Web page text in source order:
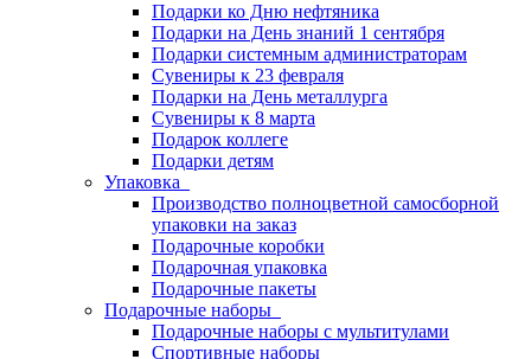
Подарки ко Дню нефтяника
Подарки на День знаний 1 сентября
Подарки системным администраторам
Сувениры к 23 февраля
Подарки на День металлурга
Сувениры к 8 марта
Подарок коллеге
Подарки детям
Упаковка
Производство полноцветной самосборной
упаковки на заказ
Подарочные коробки
Подарочная упаковка
Подарочные пакеты
Подарочные наборы
Подарочные наборы с мультитулами
Спортивные наборы